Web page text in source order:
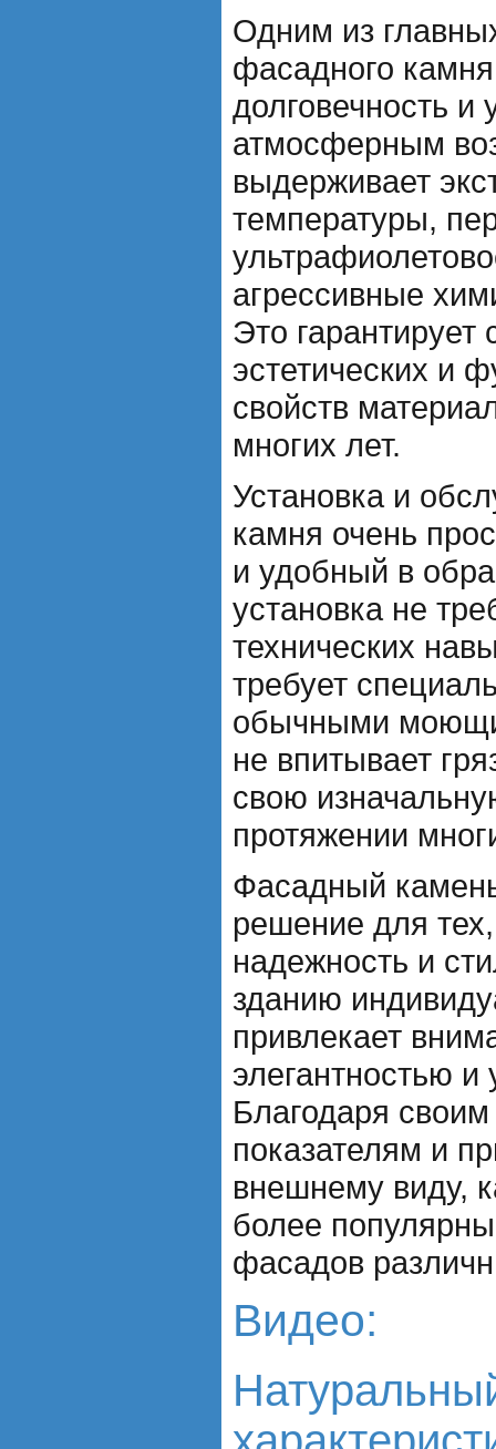
Одним из
фасадного
долговечность и
атмосферным
выдерживает
температуры,
агрессивные
Это гарантирует
эстетических и
свойств
многих лет.
Установка и
камня очень
и удобный в
установка не
технических
требует
обычными
не впитывает
свою
протяжении
Фасадный
решение для
надежность и
зданию
привлекает
элегантностью и
Благодаря
показателям и
внешнему виду,
более
фасадов
Видео: